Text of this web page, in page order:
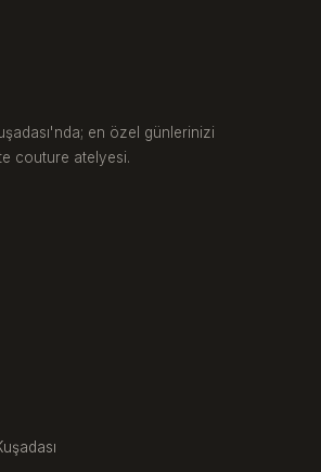
en özel günlerinizi
couture atelyesi.